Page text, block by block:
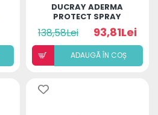
DUCRAY ADERMA
PROTECT SPRAY
SPF50+ COPII 200ML
138,58Lei 93,81Lei
ADAUGÃ ÎN COȘ